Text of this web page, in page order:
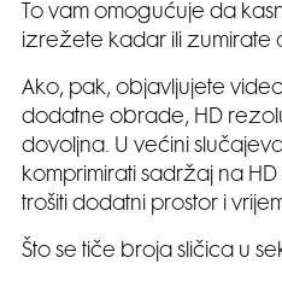
To vam omogućuje da
izrežete kadar ili zumirate
Ako, pak, objavljujete
dodatne obrade, HD
dovoljna. U većini
komprimirati sadržaj na
trošiti dodatni prostor i
Što se tiče broja sličica u